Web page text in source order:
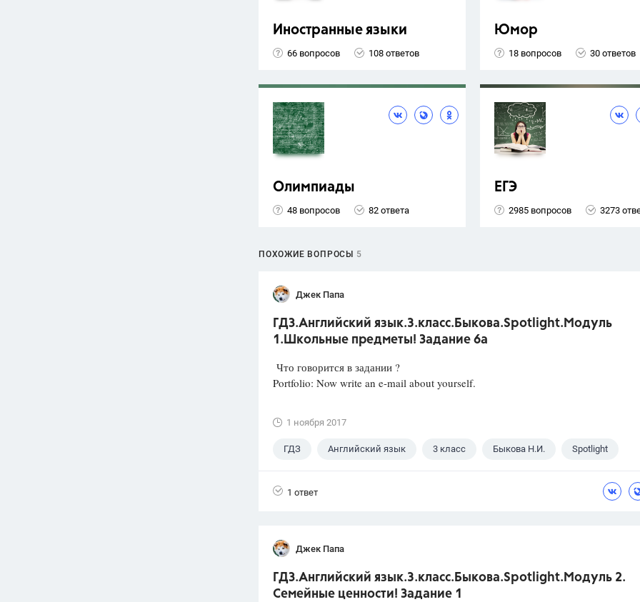
Иностранные языки
66 вопросов 108 ответов
Юмор
18 вопросов 30 ответов
Олимпиады
48 вопросов 82 ответа
ЕГЭ
2985 вопросов 3273
ПОХОЖИЕ ВОПРОСЫ 5
Джек Папа
ГДЗ.Английский язык.3.класс.Быкова.Spotlight.Модуль
1.Школьные предметы! Задание 6а
Что говорится в задании ?
Portfolio: Now write an e-mail about yourself.
1 ноября 2017
ГДЗ Английский язык 3 класс Быкова Н.И. Spotlight
1 ответ
Джек Папа
ГДЗ.Английский язык.3.класс.Быкова.Spotlight.Модуль 2.
Семейные ценности! Задание 1